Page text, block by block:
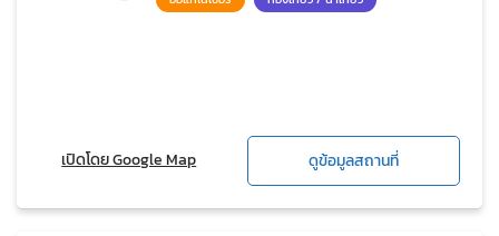
เปิดโดย Google Map ดูข้อมูลสถานที่